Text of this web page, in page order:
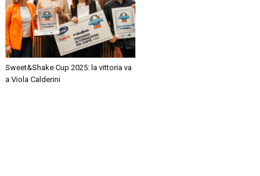
Sweet&Shake Cup 2025: la vittoria va
a Viola Calderini